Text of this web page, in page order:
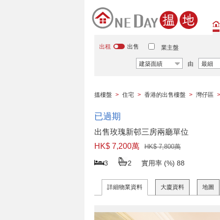
出租 出售 業主盤
建築面績 由 最細
搵樓盤 > 住宅 > 香港的出售樓盤 > 灣仔區 >
已過期
出售玫瑰新邨三房兩廳單位
HK$ 7,200萬
HK$ 7,800萬
3 2 實用率 (%) 88
詳細物業資料 大廈資料 地圖